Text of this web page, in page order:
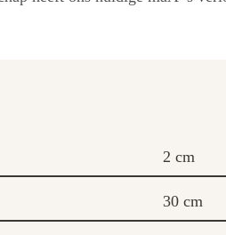
2 cm
30 cm